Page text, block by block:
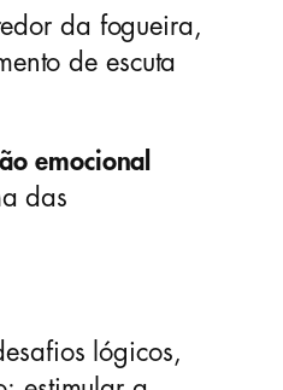
da fogueira,
de escuta
emocional
das
lógicos,